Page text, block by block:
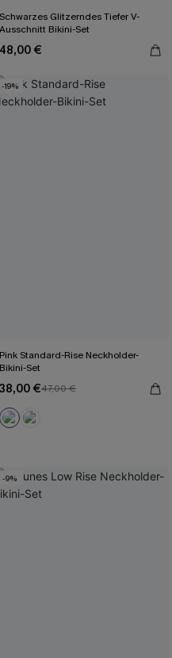
Schwarzes Glitzerndes Tiefer V-
Ausschnitt Bikini-Set
48,00 €
-19%
Pink Standard-Rise Neckholder-
Bikini-Set
38,00 €47,00 €
-9%